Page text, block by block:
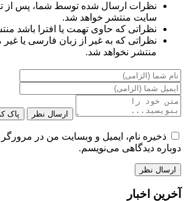
نظرات ارسال شده توسط شما، پس از
سایت منتشر خواهد شد.
نظراتی که حاوی تهمت یا افترا باشد
نظراتی که به غیر از زبان فارسی یا غیر
منتشر نخواهد شد.
ارسال نظر پاک
ذخیره نام، ایمیل و وبسایت من در
دوباره دیدگاهی می‌نویسم.
آخرین اخبار